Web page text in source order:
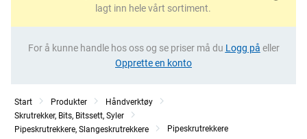
lagt inn hele vårt sortiment.
For å kunne handle hos oss og se priser må du Logg på eller
Opprette en konto
Start Produkter
Håndverktøy
Skrutrekker, Bits, Bitssett, Syler
Pipeskrutrekkere, Slangeskrutrekkere
Pipeskrutrekkere